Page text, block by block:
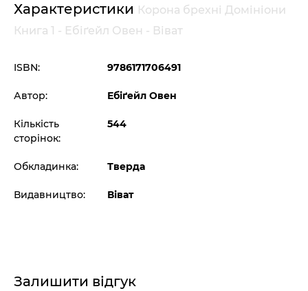
Характеристики Корона брехні Домініони
Книга 1 - Ебіґейл Овен - Віват
ISBN: 9786171706491
Автор: Ебіґейл Овен
Кількість
сторінок:
544
Обкладинка: Тверда
Видавництво: Віват
Залишити відгук